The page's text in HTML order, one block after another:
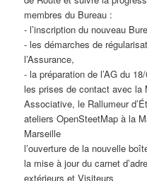
membres du Bureau :
- l’inscription du nouveau
- les démarches de
l’Assurance,
- la préparation de l’AG du
les prises de contact avec la
Associative, le Rallumeur
ateliers OpenSteetMap à la
Marseille
l’ouverture de la nouvelle
la mise à jour du carnet
extérieurs et Visiteurs